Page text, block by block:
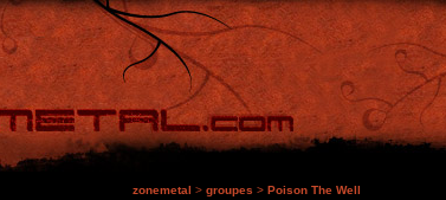
zonemetal > groupes > Poison The Well